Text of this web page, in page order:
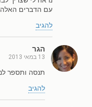
עם הדברים האלה
להגיב
הגר
13 במאי 2013
תנסה ותספר
להגיב